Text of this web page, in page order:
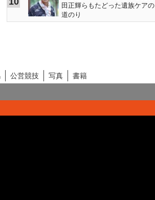
田正輝らもたどった遺族ケアの
道のり
公営競技 写真
書籍